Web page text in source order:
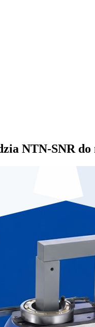
NTN-SNR do